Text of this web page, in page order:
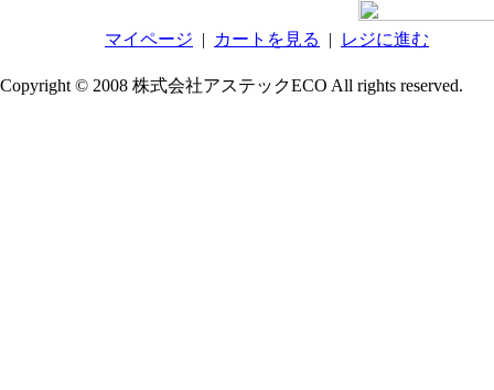
マイページ | カートを見る | レジに進む
Copyright © 2008 株式会社アステックECO All rights reserved.